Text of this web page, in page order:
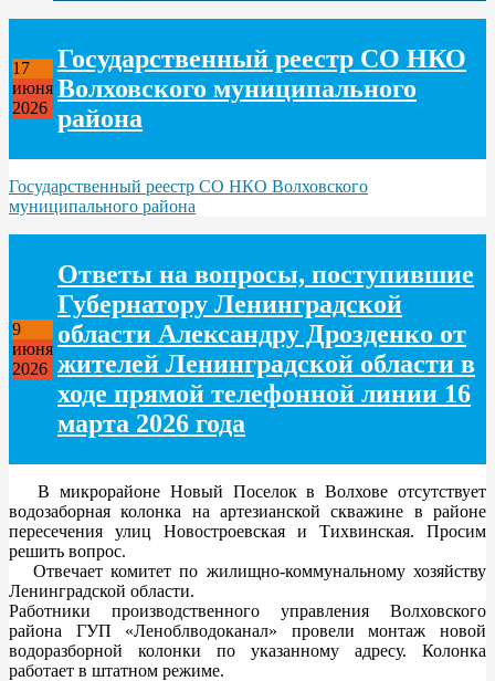
17
июня
2026
Государственный реестр СО НКО
Волховского муниципального
района
Государственный реестр СО НКО Волховского
муниципального района
9
июня
2026
Ответы на вопросы, поступившие
Губернатору Ленинградской
области Александру Дрозденко от
жителей Ленинградской области в
ходе прямой телефонной линии 16
марта 2026 года
В микрорайоне Новый Поселок в Волхове отсутствует
водозаборная колонка на артезианской скважине в районе
пересечения улиц Новостроевская и Тихвинская. Просим
решить вопрос.
Отвечает комитет по жилищно-коммунальному хозяйству
Ленинградской области.
Работники производственного управления Волховского
района ГУП «Леноблводоканал» провели монтаж новой
водоразборной колонки по указанному адресу. Колонка
работает в штатном режиме.